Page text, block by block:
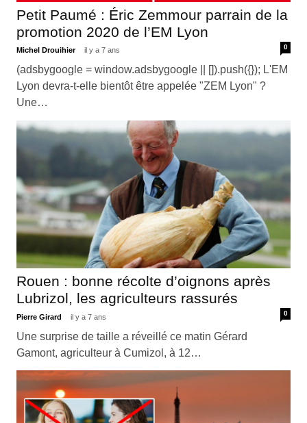
Petit Paumé : Éric Zemmour parrain de la
promotion 2020 de l’EM Lyon
Michel Drouihier il y a 7 ans 0
(adsbygoogle = window.adsbygoogle || []).push({}); L'EM
Lyon devra-t-elle bientôt être appelée "ZEM Lyon" ?
Une…
Rouen : bonne récolte d’oignons après
Lubrizol, les agriculteurs rassurés
Pierre Girard il y a 7 ans 0
Une surprise de taille a réveillé ce matin Gérard
Gamont, agriculteur à Cumizol, à 12…